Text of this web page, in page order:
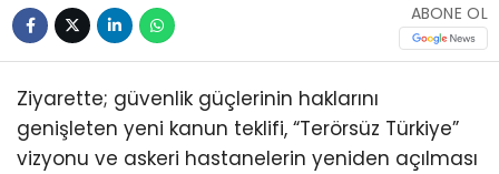
ABONE OL
Ziyarette; güvenlik güçlerinin haklarını
genişleten yeni kanun teklifi, “Terörsüz Türkiye”
vizyonu ve askeri hastanelerin yeniden açılması